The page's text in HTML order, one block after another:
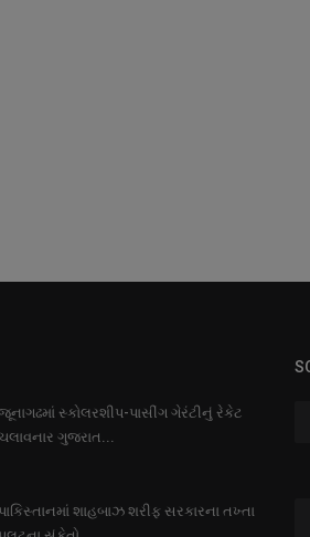
સ્કોલરશીપ-પાસીંગ ગેરંટીનું રેકેટ
ગુજરાત...
પાકિસ્તાનમાં શાહબાઝ શરીફ સરકારના તખ્તા